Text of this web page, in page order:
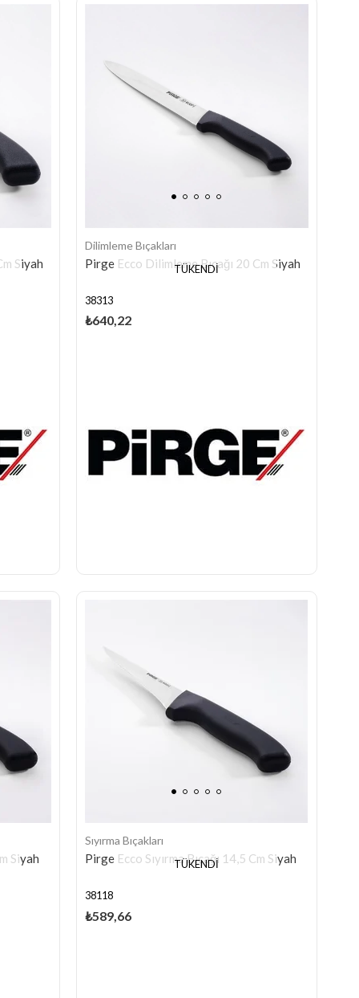
Siyah TÜKENDI
Dilimleme Bıçakları
Pirge Ecco Dilimleme Bıçağı 20 Cm Siyah
38313
₺640,22
Siyah TÜKENDI
Sıyırma Bıçakları
Pirge Ecco Sıyırma Bıçağı 14,5 Cm Siyah
38118
₺589,66